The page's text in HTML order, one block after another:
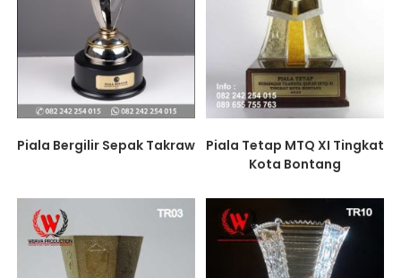
Piala Bergilir Sepak Takraw
Piala Tetap MTQ XI Tingkat
Kota Bontang